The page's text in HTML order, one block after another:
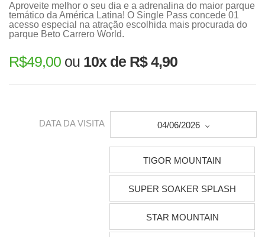
Aproveite melhor o seu dia e a adrenalina do maior parque
temático da América Latina! O Single Pass concede 01
acesso especial na atração escolhida mais procurada do
parque Beto Carrero World.
R$49,00 ou 10x de R$ 4,90
DATA DA VISITA 04/06/2026
TIGOR MOUNTAIN
SUPER SOAKER SPLASH
STAR MOUNTAIN